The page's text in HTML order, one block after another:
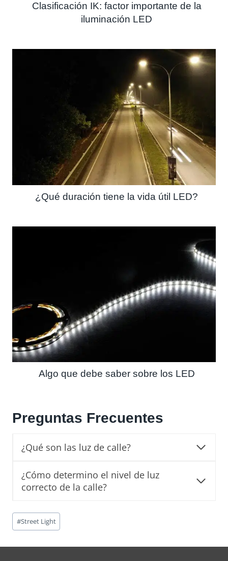
Clasificación IK: factor importante de la
iluminación LED
¿Qué duración tiene la vida útil LED?
Algo que debe saber sobre los LED
Preguntas Frecuentes
¿Qué son las luz de calle?
¿Cómo determino el nivel de luz
correcto de la calle?
Post
Tags:
#Street Light